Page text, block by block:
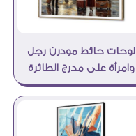
لوحات حائط مودرن رجل
وامرأة على مدرج الطائرة